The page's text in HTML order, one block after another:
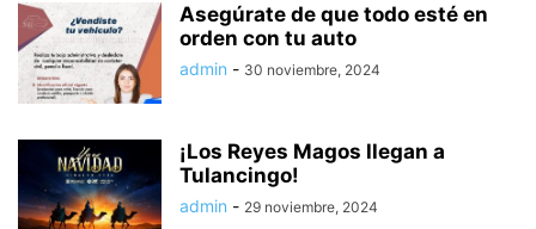
Asegúrate de que todo esté en
orden con tu auto
admin - 30 noviembre, 2024
¡Los Reyes Magos llegan a
Tulancingo!
admin - 29 noviembre, 2024